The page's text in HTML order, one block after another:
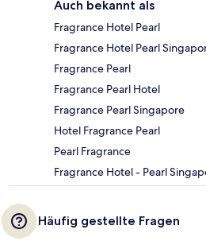
Auch bekannt als
Fragrance Hotel Pearl
Fragrance Hotel Pearl
Fragrance Pearl
Fragrance Pearl Hotel
Fragrance Pearl Singapore
Hotel Fragrance Pearl
Pearl Fragrance
Fragrance Hotel - Pearl
Häufig gestellte Fragen